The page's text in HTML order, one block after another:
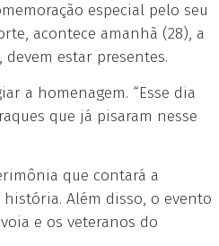
especial pelo seu
acontece amanhã (28), a
estar presentes.
a homenagem. “Esse dia
que já pisaram nesse
que contará a
Além disso, o evento
e os veteranos do